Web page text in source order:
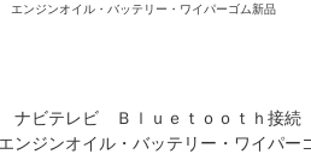
ジンオイル・バッテリー・ワイパーゴム新品
ビテレビ Ｂｌｕｅｔｏｏｔｈ接
ンオイル・バッテリー・ワイパーゴ